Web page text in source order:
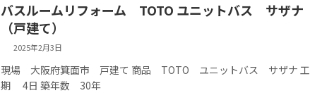
バスルームリフォーム TOTO ユニットバス サザナ
（戸建て）
2025年2月3日
現場 大阪府箕面市 戸建て 商品 TOTO ユニットバス サザナ 工
期 4日 築年数 30年